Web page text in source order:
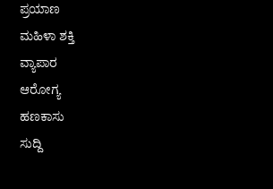
ಪ್ರಯಾಣ
ಮಹಿಳಾ ಶಕ್ತಿ
ವ್ಯಾಪಾರ
ಆರೋಗ್ಯ
ಹಣಕಾಸು
ಸುದ್ದಿ